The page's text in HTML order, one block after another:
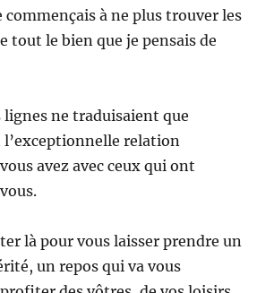
à ne plus trouver les
tout le bien que je pensais de
lignes ne traduisaient que
relation
avez avec ceux qui ont
là pour vous laisser prendre un
un repos qui va vous